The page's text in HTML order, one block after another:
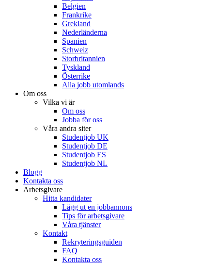
Belgien
Frankrike
Grekland
Nederländerna
Spanien
Schweiz
Storbritannien
Tyskland
Österrike
Alla jobb utomlands
Om oss
Vilka vi är
Om oss
Jobba för oss
Våra andra siter
Studentjob UK
Studentjob DE
Studentjob ES
Studentjob NL
Blogg
Kontakta oss
Arbetsgivare
Hitta kandidater
Lägg ut en jobbannons
Tips för arbetsgivare
Våra tjänster
Kontakt
Rekryteringsguiden
FAQ
Kontakta oss